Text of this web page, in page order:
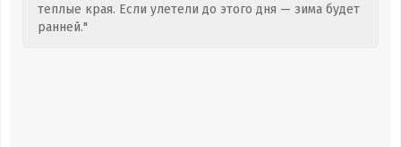
теплые края. Если улетели до этого дня — зима будет
ранней."